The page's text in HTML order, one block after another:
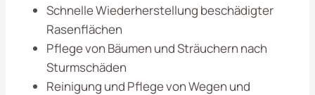
Schnelle Wiederherstellung beschädigter
Rasenflächen
Pflege von Bäumen und Sträuchern nach
Sturmschäden
Reinigung und Pflege von Wegen und